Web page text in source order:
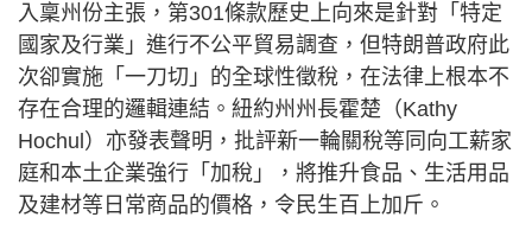
入稟州份主張，第301條款歷史上向來是針對「特定
國家及行業」進行不公平貿易調查，但特朗普政府此
次卻實施「一刀切」的全球性徵稅，在法律上根本不
存在合理的邏輯連結。紐約州州長霍楚（Kathy
Hochul）亦發表聲明，批評新一輪關稅等同向工薪家
庭和本土企業強行「加稅」，將推升食品、生活用品
及建材等日常商品的價格，令民生百上加斤。